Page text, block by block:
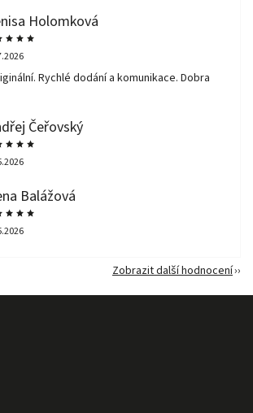
Holomková
Rychlé dodání a komunikace. Dobra
Čeřovský
Balážová
Zobrazit další hodnocení